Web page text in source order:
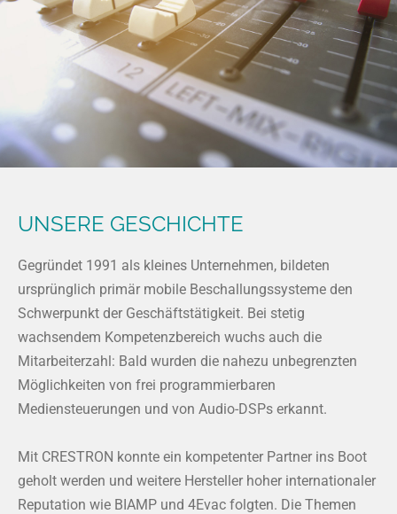
UNSERE GESCHICHTE
Gegründet 1991 als kleines Unternehmen, bildeten
ursprünglich primär mobile Beschallungssysteme den
Schwerpunkt der Geschäftstätigkeit. Bei stetig
wachsendem Kompetenzbereich wuchs auch die
Mitarbeiterzahl: Bald wurden die nahezu unbegrenzten
Möglichkeiten von frei programmierbaren
Mediensteuerungen und von Audio-DSPs erkannt.
Mit CRESTRON konnte ein kompetenter Partner ins Boot
geholt werden und weitere Hersteller hoher internationaler
Reputation wie BIAMP und 4Evac folgten. Die Themen